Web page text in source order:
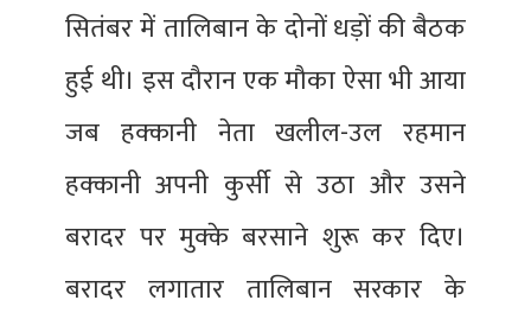
सितंबर में तालिबान के दोनों धड़ों की बैठक
हुई थी। इस दौरान एक मौका ऐसा भी आया
जब हक्कानी नेता खलील-उल रहमान
हक्कानी अपनी कुर्सी से उठा और उसने
बरादर पर मुक्के बरसाने शुरू कर दिए।
बरादर लगातार तालिबान सरकार के